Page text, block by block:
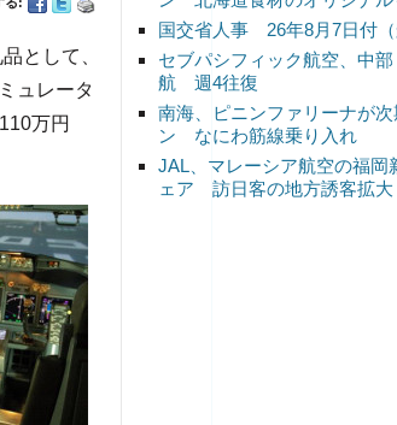
国交省人事 26年8月7日付（
セブパシフィック航空、中
航 週4往復
南海、ピニンファリーナが
ン なにわ筋線乗り入れ
JAL、マレーシア航空の福岡
ェア 訪日客の地方誘客拡大
として、
ュレータ
万円